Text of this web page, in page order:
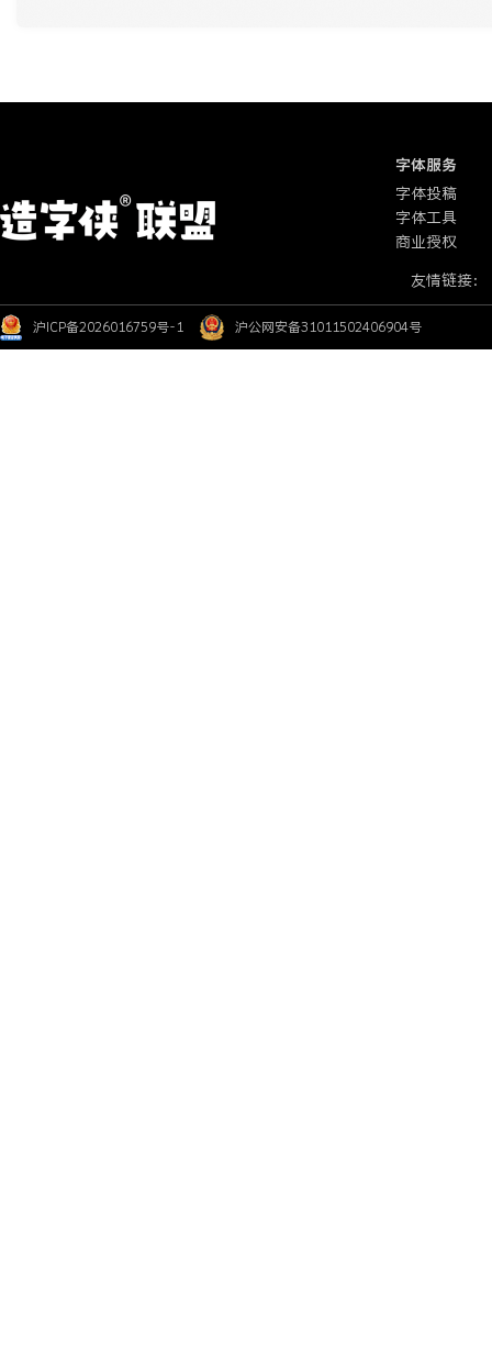
字体服务
字体投稿
字体工具
商业授权
友情链接：
沪ICP备2026016759号-1 沪公网安备31011502406904号